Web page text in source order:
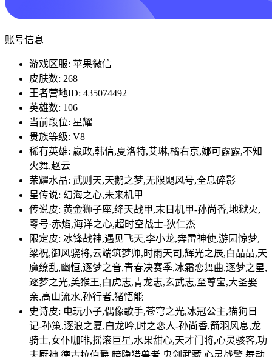
账号信息
游戏区服: 苹果微信
皮肤数: 268
王者营地ID: 435074492
英雄数: 106
当前段位: 星耀
贵族等级: V8
稀有英雄: 嬴政,韩信,夏洛特,艾琳,橘右京,娜可露露,不知
火舞,赵云
荣耀水晶: 武则天,天鹅之梦,无限飓风号,全息碎影
星传说: 幻海之心,未来机甲
传说皮: 黄金狮子座,绛天战甲,末日机甲-孙尚香,地狱火,
零号·赤焰,海洋之心,超时空战士-狄仁杰
限定皮: 冰锋战神,遇见飞天,李小龙,奔雷神使,游园惊梦,
梁祝,御风骁将,云端筑梦师,时雨天司,辉光之辰,白晶晶,天
魔缭乱,幽恒,逐梦之音,青春决赛季,冰霜恋舞曲,逐梦之星,
逐梦之光,美猴王,白虎志,青龙志,玄武志,至尊宝,大圣娶
亲,高山流水,孙行者,猪悟能
史诗皮: 电玩小子,偶像歌手,苍穹之光,冰冠公主,猫狗日
记-孙策,逐浪之夏,白龙吟,时之恋人-孙尚香,箭羽风息,龙
骑士,女仆咖啡,摇滚巨星,水果甜心,天才门将,心灵骇客,功
夫厨神,德古拉伯爵,暗隐猎兽者,鬼剑武藏,心灵战警,舞动